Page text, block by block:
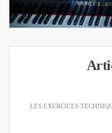
LES EXERCICES